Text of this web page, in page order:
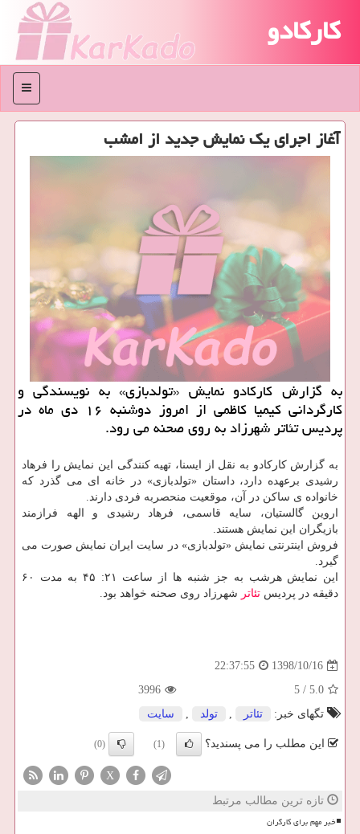
کارکادو
منو
آغاز اجرای یك نمایش جدید از امشب
به گزارش كاركادو نمایش «تولدبازی» به نویسندگی و
كارگردانی كیمیا كاظمی از امروز دوشنبه ۱۶ دی ماه در
پردیس تئاتر شهرزاد به روی صحنه می رود.
به گزارش كاركادو به نقل از ایسنا، تهیه كنندگی این نمایش را فرهاد
رشیدی برعهده دارد، داستان «تولدبازی» در خانه ای می گذرد كه
خانواده ی ساكن در آن، موقعیت منحصربه فردی دارند.
اروین گالستیان، سایه قاسمی، فرهاد رشیدی و الهه فرازمند
بازیگران این نمایش هستند.
فروش اینترنتی نمایش «تولدبازی» در سایت ایران نمایش صورت می
گیرد.
این نمایش هرشب به جز شنبه ها از ساعت ۲۱: ۴۵ به مدت ۶۰
دقیقه در پردیس تئاتر شهرزاد روی صحنه خواهد بود.
1398/10/16
22:37:55
5.0
/
5
3996
تگهای خبر:
تئاتر , تولد , سایت
این مطلب را می پسندید؟ (1)
(0)
X
تازه ترین مطالب مرتبط
خبر مهم برای کارگران